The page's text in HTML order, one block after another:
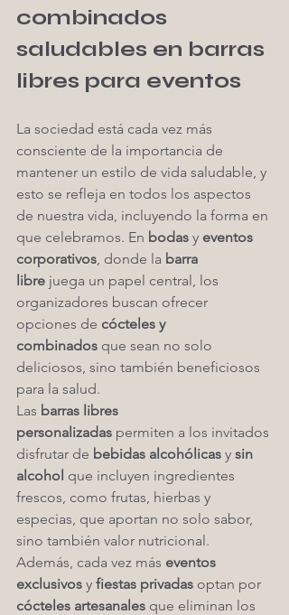
combinados
saludables en barras
libres para eventos
La sociedad está cada vez más
consciente de la importancia de
mantener un estilo de vida saludable, y
esto se refleja en todos los aspectos
de nuestra vida, incluyendo la forma en
que celebramos. En bodas y eventos
corporativos, donde la barra
libre juega un papel central, los
organizadores buscan ofrecer
opciones de cócteles y
combinados que sean no solo
deliciosos, sino también beneficiosos
para la salud.
Las barras libres
personalizadas permiten a los invitados
disfrutar de bebidas alcohólicas y sin
alcohol que incluyen ingredientes
frescos, como frutas, hierbas y
especias, que aportan no solo sabor,
sino también valor nutricional.
Además, cada vez más eventos
exclusivos y fiestas privadas optan por
cócteles artesanales que eliminan los